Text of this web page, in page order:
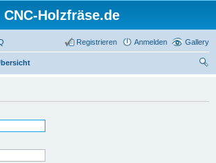
CNC-Holzfräse.de
Gallery
Anmelden
Registrieren